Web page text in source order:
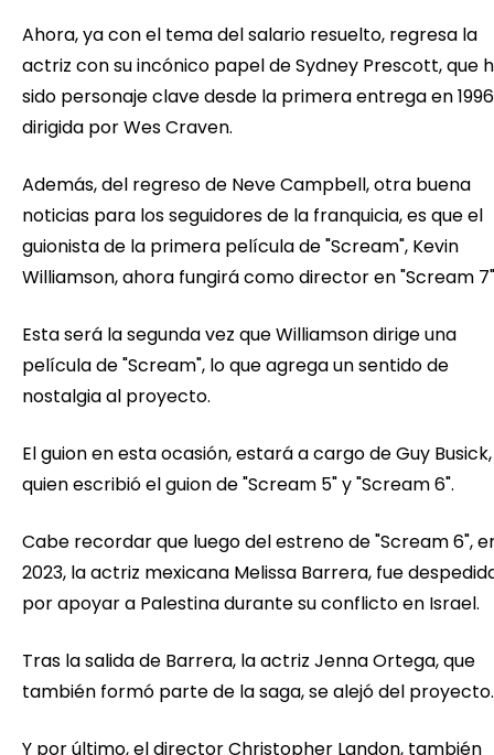
Ahora, ya con el tema del salario resuelto, regresa la
actriz con su incónico papel de Sydney Prescott, que
sido personaje clave desde la primera entrega en
dirigida por Wes Craven.
Además, del regreso de Neve Campbell, otra buena
noticias para los seguidores de la franquicia, es que el
guionista de la primera película de "Scream", Kevin
Williamson, ahora fungirá como director en "Scream
Esta será la segunda vez que Williamson dirige una
película de "Scream", lo que agrega un sentido de
nostalgia al proyecto.
El guion en esta ocasión, estará a cargo de Guy Busick,
quien escribió el guion de "Scream 5" y "Scream 6".
Cabe recordar que luego del estreno de "Scream 6",
2023, la actriz mexicana Melissa Barrera, fue
por apoyar a Palestina durante su conflicto en Israel.
Tras la salida de Barrera, la actriz Jenna Ortega, que
también formó parte de la saga, se alejó del
Y por último, el director Christopher Landon, también